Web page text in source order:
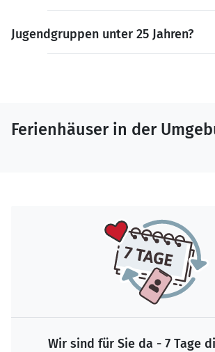
Jugendgruppen unter 25 Jahren?
Ferienhäuser in der
Wir sind für Sie da - 7 Tage